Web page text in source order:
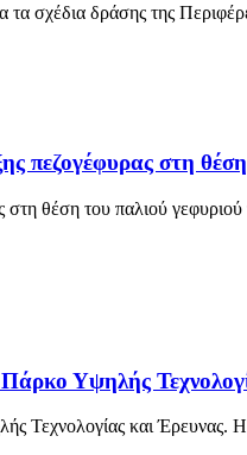
σχέδια δράσης της
στη θέση
θέση του παλιού
Υψηλής
και Έρευνας.